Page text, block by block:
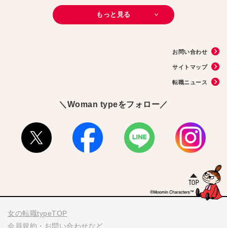
#30代の転職#Meets！#チームビルディング#お金
#リモートワーク
#パラレルキャリア#D＆I
#大木亜希子
#生産性アップ#恋愛#不妊治療#人事#アナウンサー
#タスク管理
もっと見る
お問い合わせ
サイトマップ
転職ニュース
＼Woman typeをフォロー／
女の転職typeTOP
会員規約・お問い合わせなど